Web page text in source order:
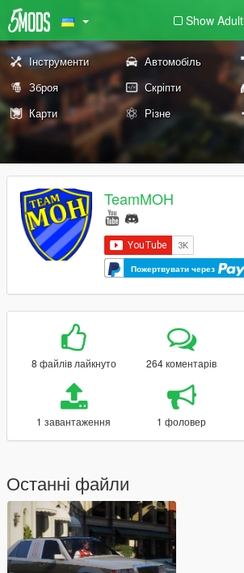
Show Adult
Інструменти Автомобіль
Зброя
Скріпти
Карти
Різне
TeamMOH
Пожертвувати через
8 файлів лайкнуто 264 коментарів
1 завантаження 1 фоловер
Останні файли